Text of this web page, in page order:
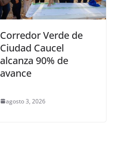
Corredor Verde de
Ciudad Caucel
alcanza 90% de
avance
agosto 3, 2026